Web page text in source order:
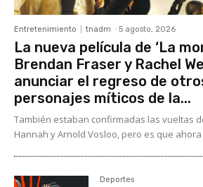
Entretenimiento tnadm - 5 agosto, 2026
La nueva película de ‘La
Brendan Fraser y Rachel
anunciar el regreso de
personajes míticos de la...
También estaban confirmadas las vueltas
Hannah y Arnold Vosloo, pero es que
Deportes